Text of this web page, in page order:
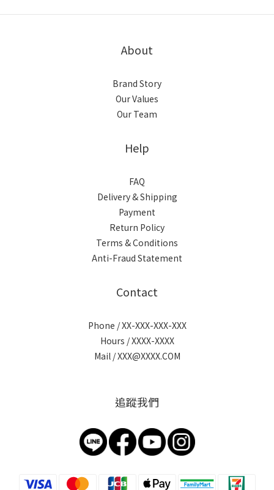
About
Brand Story
Our Values
Our Team
Help
FAQ
Delivery & Shipping
Payment
Return Policy
Terms & Conditions
Anti-Fraud Statement
Contact
Phone / XX-XXX-XXX-XXX
Hours / XXXX-XXXX
Mail / XXX@XXXX.COM
追蹤我們